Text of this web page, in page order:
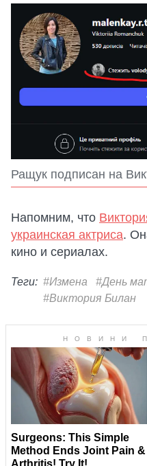
Ращук подписан на
Напомним, что
украинская актриса.
кино и сериалах.
Теги: #Измена #День
#Виктория Билан